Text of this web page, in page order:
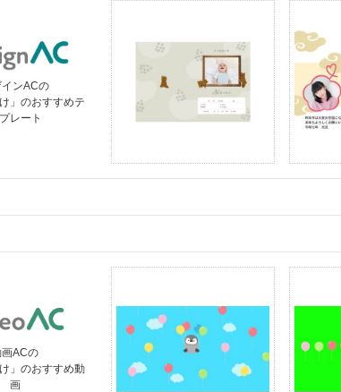
ンACの
」のおすすめテ
レート
画ACの
」のおすすめ動
画